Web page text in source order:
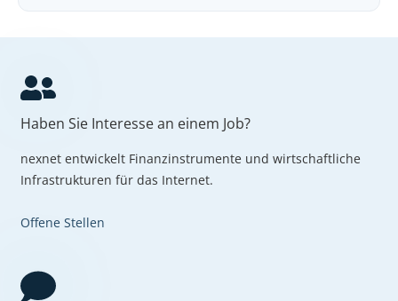
Haben Sie Interesse an einem Job?
nexnet entwickelt Finanzinstrumente und wirtschaftliche
Infrastrukturen für das Internet.
Offene Stellen